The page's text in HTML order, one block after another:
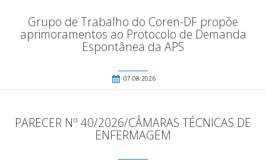
Grupo de Trabalho do Coren-DF propõe
aprimoramentos ao Protocolo de Demanda
Espontânea da APS
07.08.2026
PARECER Nº 40/2026/CÂMARAS TÉCNICAS DE
ENFERMAGEM